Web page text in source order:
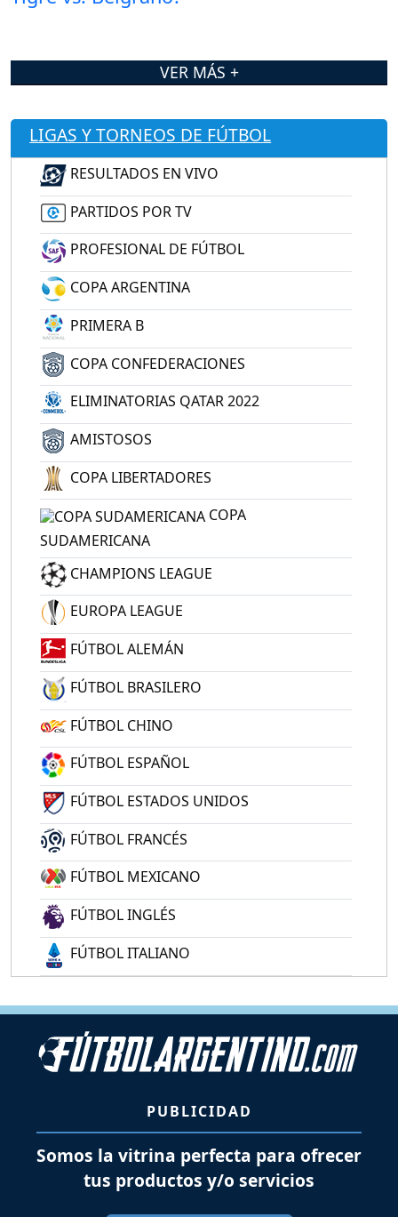
VER MÁS +
LIGAS Y TORNEOS DE FÚTBOL
RESULTADOS EN VIVO
PARTIDOS POR TV
PROFESIONAL DE FÚTBOL
COPA ARGENTINA
PRIMERA B
COPA CONFEDERACIONES
ELIMINATORIAS QATAR 2022
AMISTOSOS
COPA LIBERTADORES
COPA
SUDAMERICANA
CHAMPIONS LEAGUE
EUROPA LEAGUE
FÚTBOL ALEMÁN
FÚTBOL BRASILERO
FÚTBOL CHINO
FÚTBOL ESPAÑOL
FÚTBOL ESTADOS UNIDOS
FÚTBOL FRANCÉS
FÚTBOL MEXICANO
FÚTBOL INGLÉS
FÚTBOL ITALIANO
PUBLICIDAD
Somos la vitrina perfecta para ofrecer
tus productos y/o servicios